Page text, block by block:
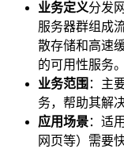
业务定义分发
服务器群组成
散存储和高速
的可用性服务。
业务范围 ：主
务，帮助其解
应用场景：适
网页等）需要